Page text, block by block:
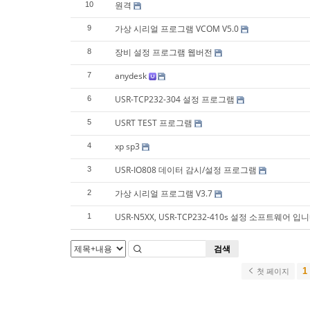
10 원격
9 가상 시리얼 프로그램 VCOM V5.0
8 장비 설정 프로그램 웹버전
7 anydesk
6 USR-TCP232-304 설정 프로그램
5 USRT TEST 프로그램
4 xp sp3
3 USR-IO808 데이터 감시/설정 프로그램
2 가상 시리얼 프로그램 V3.7
1 USR-N5XX, USR-TCP232-410s 설정 소프트웨어 입
검색
첫 페이지 1